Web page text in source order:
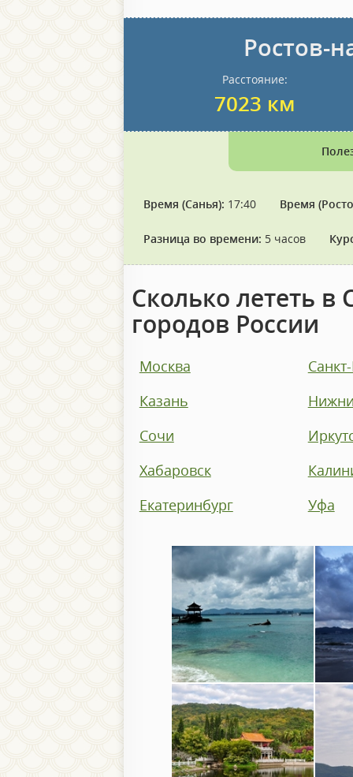
Ростов-
Расстояние:
7023 км
Время (Санья): 17:40 Время
Разница во времени: 5 часов
Сколько лететь в
городов России
Москва
Казань
Сочи
Хабаровск
Екатеринбург
Уфа